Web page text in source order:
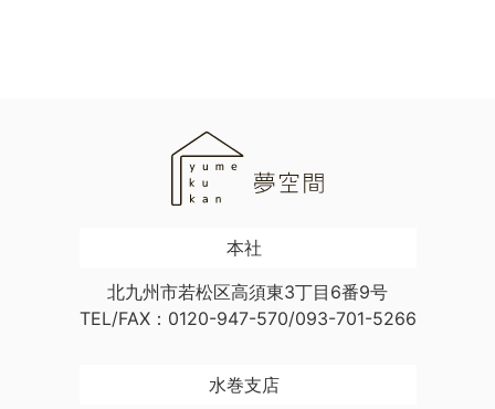
本社
北九州市若松区高須東3丁目6番9号
TEL/FAX：0120-947-570/093-701-5266
水巻支店